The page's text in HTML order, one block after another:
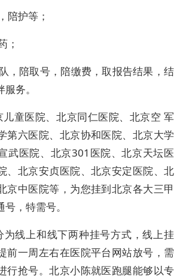
陪护等；
；
，陪取号，陪缴费，取报告结果，结
务。
儿童医院、北京同仁医院、北京空 军
第六医院、北京协和医院、北京大学
武医院、北京301医院、北京天坛医
、北京安贞医院、北京安定医院、北
京中医院等，为您挂到北京各大三甲
，特需号。
为线上和线下两种挂号方式，线上挂
前一周左右在医院平台网站放号，需
行抢号。北京小陈就医跑腿能够以专